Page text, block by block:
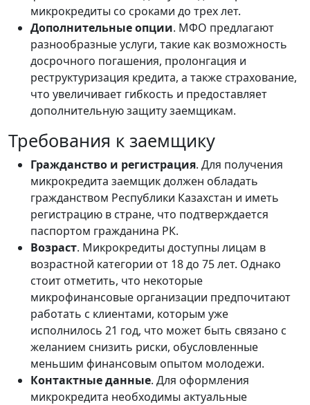
микрокредиты со сроками до трех лет.
Дополнительные опции. МФО предлагают
разнообразные услуги, такие как возможность
досрочного погашения, пролонгация и
реструктуризация кредита, а также страхование,
что увеличивает гибкость и предоставляет
дополнительную защиту заемщикам.
Требования к заемщику
Гражданство и регистрация. Для получения
микрокредита заемщик должен обладать
гражданством Республики Казахстан и иметь
регистрацию в стране, что подтверждается
паспортом гражданина РК.
Возраст. Микрокредиты доступны лицам в
возрастной категории от 18 до 75 лет. Однако
стоит отметить, что некоторые
микрофинансовые организации предпочитают
работать с клиентами, которым уже
исполнилось 21 год, что может быть связано с
желанием снизить риски, обусловленные
меньшим финансовым опытом молодежи.
Контактные данные. Для оформления
микрокредита необходимы актуальные